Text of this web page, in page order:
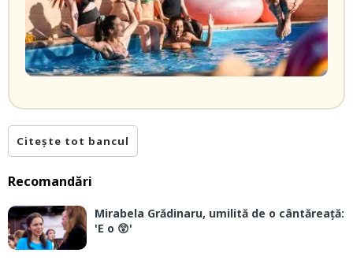
Citește tot bancul
Recomandări
Mirabela Grădinaru, umilită de o cântăreață:
'E o 😲'